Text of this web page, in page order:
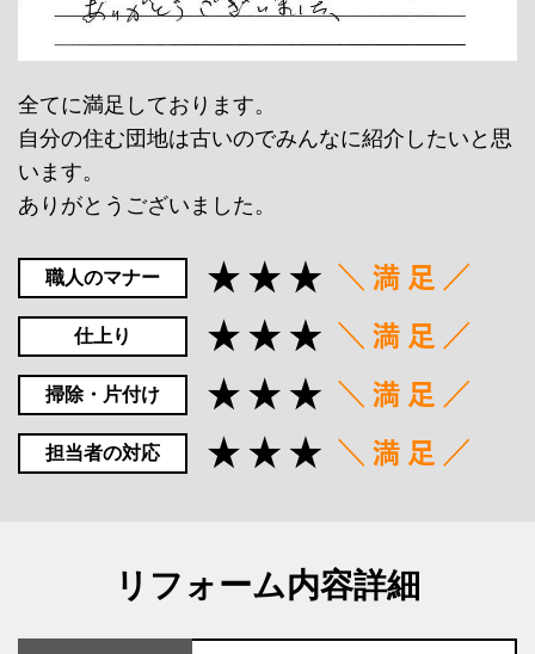
全てに満足しております。
自分の住む団地は古いのでみんなに紹介したいと思
います。
ありがとうございました。
職人のマナー
仕上り
掃除・片付け
担当者の対応
リフォーム内容詳細